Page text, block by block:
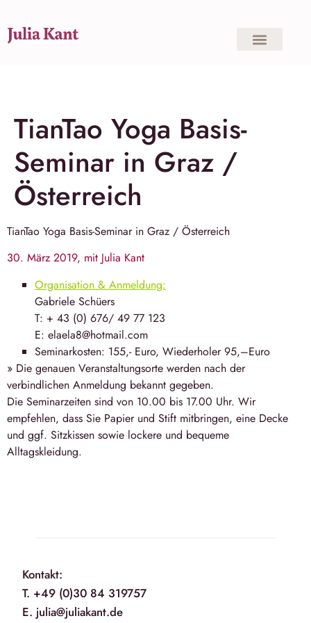
TianTao Yoga Basis-
Seminar in Graz /
Österreich
TianTao Yoga Basis-Seminar in Graz / Österreich
30. März 2019, mit Julia Kant
Organisation & Anmeldung:
Gabriele Schüers
T: + 43 (0) 676/ 49 77 123
E: elaela8@hotmail.com
Seminarkosten: 155,- Euro, Wiederholer 95,–Euro
» Die genauen Veranstaltungsorte werden nach der
verbindlichen Anmeldung bekannt gegeben.
Die Seminarzeiten sind von 10.00 bis 17.00 Uhr. Wir
empfehlen, dass Sie Papier und Stift mitbringen, eine Decke
und ggf. Sitzkissen sowie lockere und bequeme
Alltagskleidung.
Kontakt:
T. +49 (0)30 84 319757
E. julia@juliakant.de